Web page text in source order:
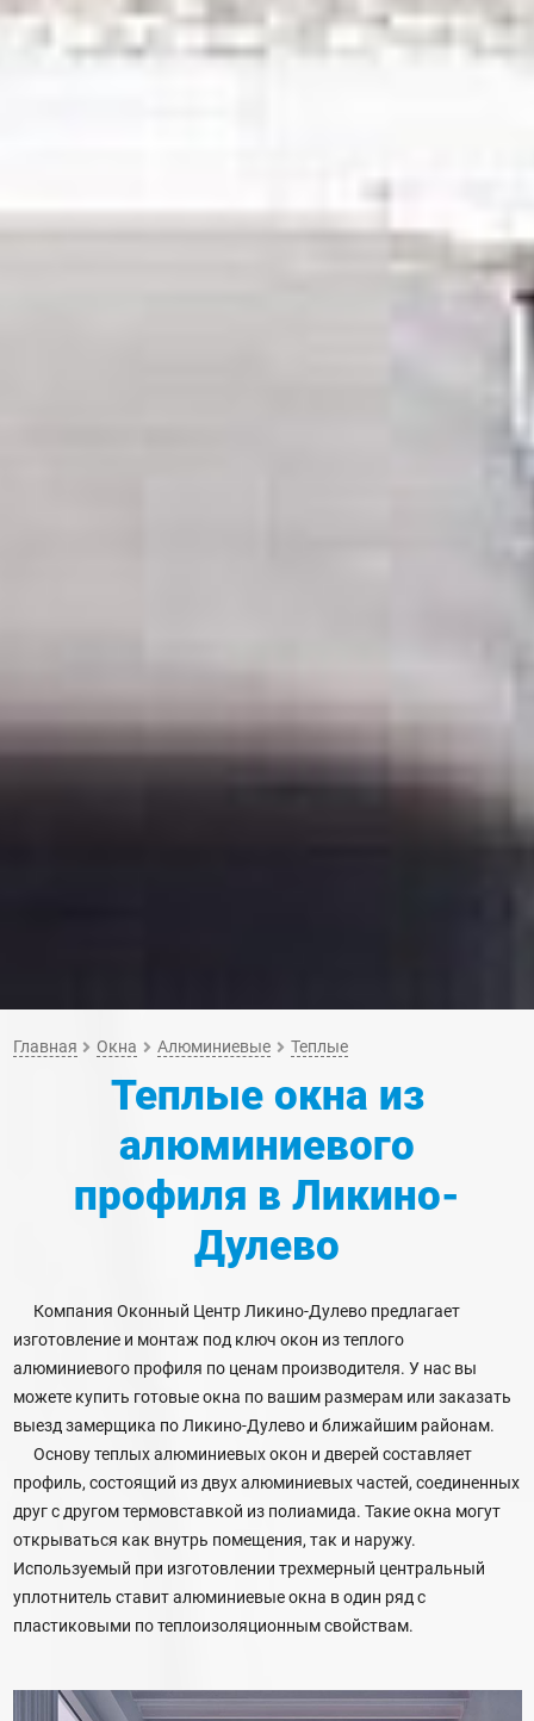
Главная Окна Алюминиевые Теплые
Теплые окна из
алюминиевого
профиля в Ликино-
Дулево
Компания Оконный Центр Ликино-Дулево предлагает
изготовление и монтаж под ключ окон из теплого
алюминиевого профиля по ценам производителя. У нас вы
можете купить готовые окна по вашим размерам или заказать
выезд замерщика по Ликино-Дулево и ближайшим районам.
Основу теплых алюминиевых окон и дверей составляет
профиль, состоящий из двух алюминиевых частей, соединенных
друг с другом термовставкой из полиамида. Такие окна могут
открываться как внутрь помещения, так и наружу.
Используемый при изготовлении трехмерный центральный
уплотнитель ставит алюминиевые окна в один ряд с
пластиковыми по теплоизоляционным свойствам.